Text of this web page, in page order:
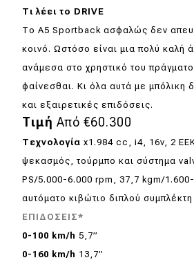
Τι λέει το DRIVE
Το A5 Sportback ασφαλώς δεν
κοινό. Ωστόσο είναι μια πολύ καλή
ανάμεσα στο χρηστικό του
φαίνεσθαι. Κι όλα αυτά με μπόλικη
και εξαιρετικές επιδόσεις.
Τιμή Από €60.300
Τεχνολογία x1.984 cc, i4, 16v, 2
ψεκασμός, τούρμπο και σύστημα
PS/5.000-6.000 rpm, 37,7 kgm/1.600-
αυτόματο κιβώτιο διπλού
ΕΠΙΔΟΣΕΙΣ*
0-100 km/h 5,7”
0-160 km/h 13,7”